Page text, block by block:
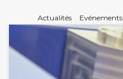
Actualités Evénements